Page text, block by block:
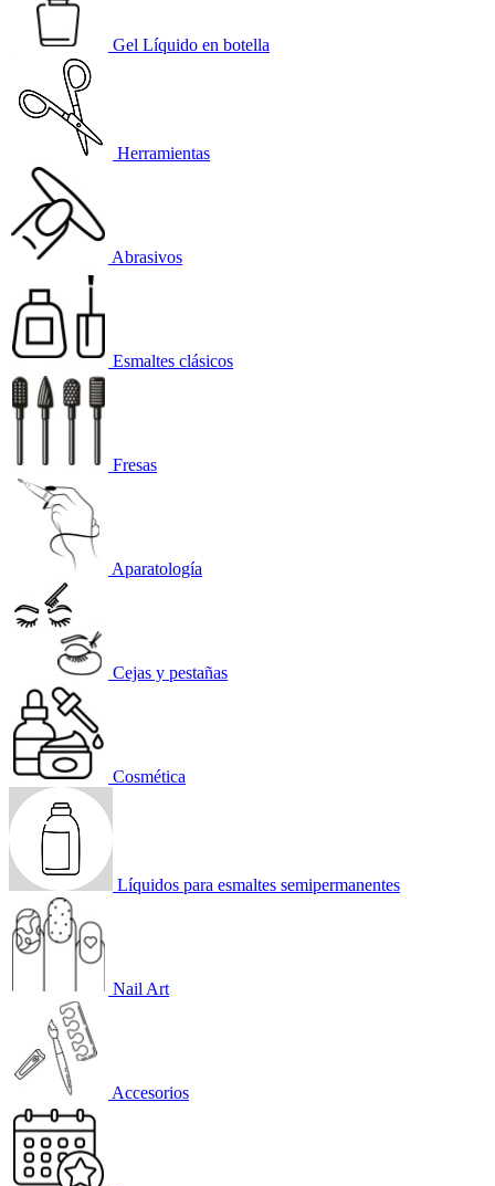
Gel Líquido en botella
Herramientas
Abrasivos
Esmaltes clásicos
Fresas
Aparatología
Cejas y pestañas
Cosmética
Líquidos para esmaltes semipermanentes
Nail Art
Accesorios